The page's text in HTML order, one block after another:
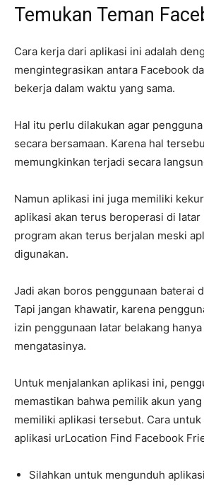
Temukan Teman
Cara kerja dari aplikasi ini adalah
mengintegrasikan antara Facebook
bekerja dalam waktu yang sama.
Hal itu perlu dilakukan agar
secara bersamaan. Karena hal
memungkinkan terjadi secara
Namun aplikasi ini juga memiliki
aplikasi akan terus beroperasi di
program akan terus berjalan meski
digunakan.
Jadi akan boros penggunaan baterai
Tapi jangan khawatir, karena
izin penggunaan latar belakang
mengatasinya.
Untuk menjalankan aplikasi ini,
memastikan bahwa pemilik akun
memiliki aplikasi tersebut. Cara untuk
aplikasi urLocation Find Facebook
Silahkan untuk mengunduh